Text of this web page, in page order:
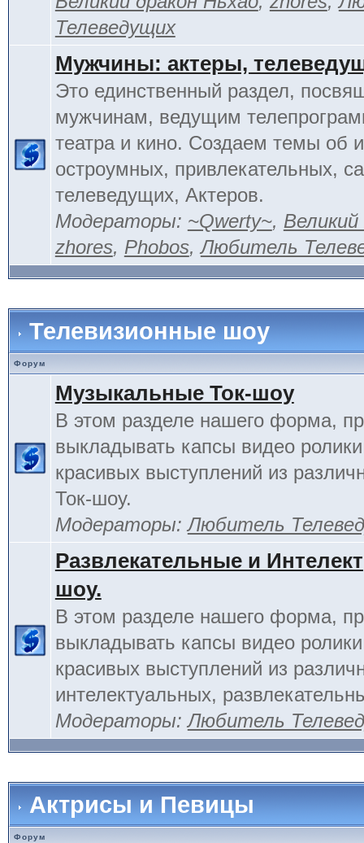
Телеведущих
Мужчины: актеры,
Это единственный раздел,
мужчинам, ведущим
театра и кино. Создаем темы об
остроумных, привлекательных,
телеведущих, Актеров.
Модераторы: ~Qwerty~, Великий
zhores, Phobos,Любитель
Телевизионные шоу
Форум
Музыкальные Ток-шоу
В этом разделе нашего форма,
выкладывать капсы видео
красивых выступлений из
Ток-шоу.
Модераторы:Любитель
Развлекательные и
шоу.
В этом разделе нашего форма,
выкладывать капсы видео
красивых выступлений из
интелектуальных,
Модераторы:Любитель
Актрисы и Певицы
Форум